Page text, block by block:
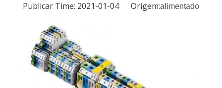
Publicar Time: 2021-01-04 Origem:alimentado